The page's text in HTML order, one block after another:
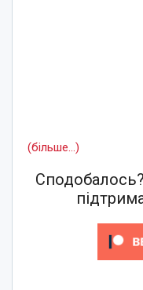
(більше…)